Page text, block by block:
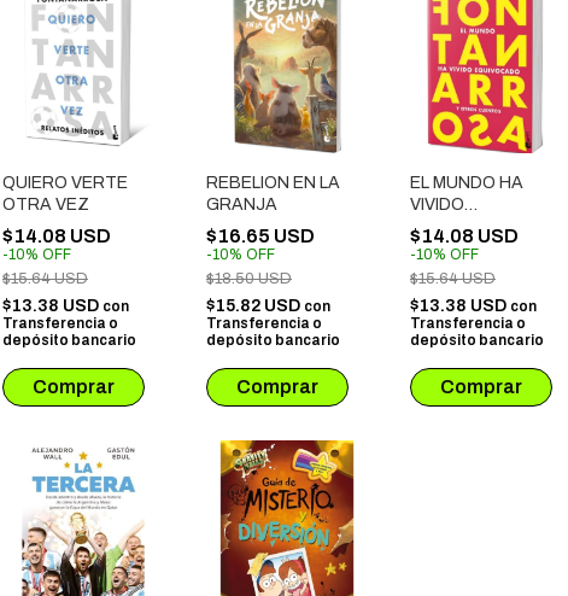
QUIERO VERTE
OTRA VEZ
$14.08 USD
-10% OFF
$15.64 USD
$13.38 USD con
Transferencia o
depósito bancario
REBELION EN LA
GRANJA
$16.65 USD
-10% OFF
$18.50 USD
$15.82 USD con
Transferencia o
depósito bancario
EL MUNDO HA
VIVIDO
EQUIVOCADO
$14.08 USD
-10% OFF
$15.64 USD
$13.38 USD con
Transferencia o
depósito bancario